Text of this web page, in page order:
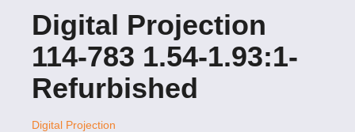
Digital Projection
114-783 1.54-1.93:1-
Refurbished
Digital Projection